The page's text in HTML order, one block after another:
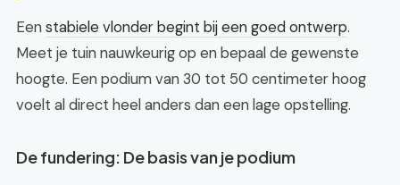
Eenstabiele vlonder begint bij een goed ontwerp.
Meet je tuin nauwkeurig op en bepaal de gewenste
hoogte. Een podium van 30 tot 50 centimeter hoog
voelt al direct heel anders dan een lage opstelling.
De fundering: De basis van je podium